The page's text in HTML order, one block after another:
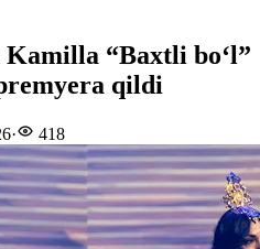
Kamilla “Baxtli bo‘l”
qildi
· 418